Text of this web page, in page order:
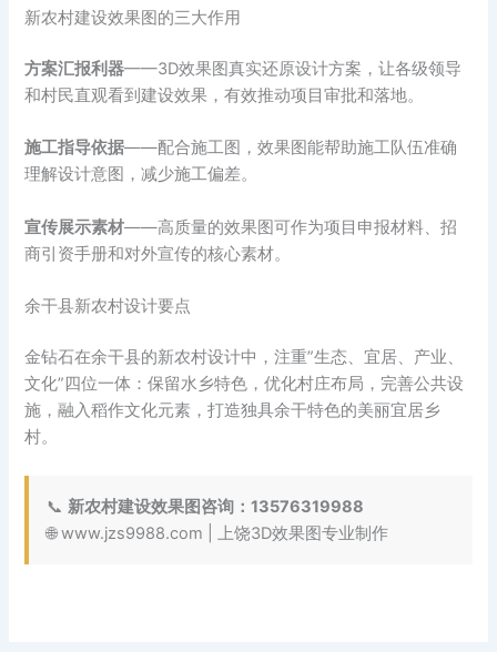
新农村建设效果图的三大作用
方案汇报利器——3D效果图真实还原设计方案，让各级领导
和村民直观看到建设效果，有效推动项目审批和落地。
施工指导依据——配合施工图，效果图能帮助施工队伍准确
理解设计意图，减少施工偏差。
宣传展示素材——高质量的效果图可作为项目申报材料、招
商引资手册和对外宣传的核心素材。
余干县新农村设计要点
金钻石在余干县的新农村设计中，注重”生态、宜居、产业、
文化”四位一体：保留水乡特色，优化村庄布局，完善公共设
施，融入稻作文化元素，打造独具余干特色的美丽宜居乡
村。
📞新农村建设效果图咨询：13576319988
🌐 www.jzs9988.com | 上饶3D效果图专业制作